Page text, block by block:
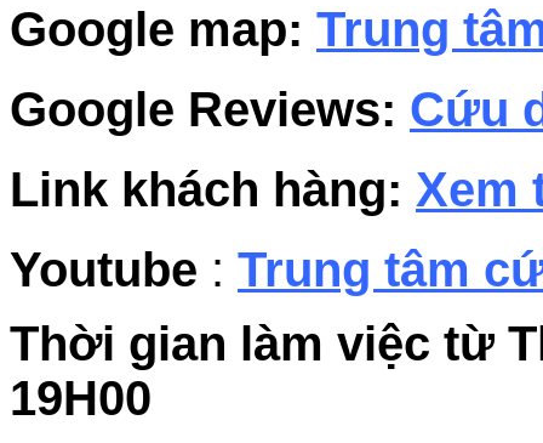
Google map: Trung
Google Reviews: Cứu
Link khách hàng: Xem
Youtube : Trung tâm
Thời gian làm việc từ
19H00